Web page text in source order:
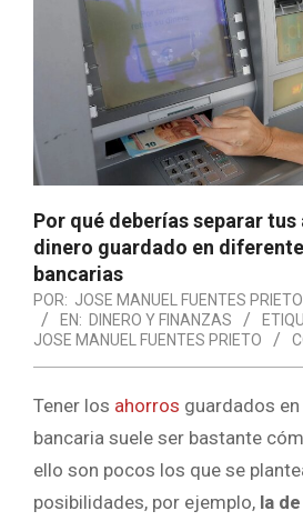
Por qué deberías separar
dinero guardado en
bancarias
POR: JOSE MANUEL FUENTES PRIETO
EN: DINERO Y FINANZAS
JOSE MANUEL FUENTES PRIETO
Tener los ahorros guardados
bancaria suele ser bastante
ello son pocos los que se
posibilidades, por ejemplo, la